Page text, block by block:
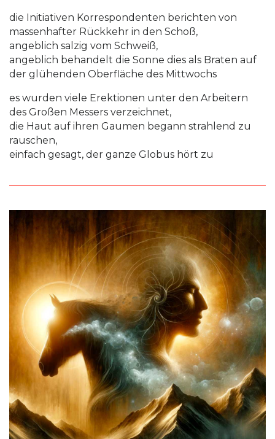
die Initiativen Korrespondenten berichten von
massenhafter Rückkehr in den Schoß,
angeblich salzig vom Schweiß,
angeblich behandelt die Sonne dies als Braten auf
der glühenden Oberfläche des Mittwochs
es wurden viele Erektionen unter den Arbeitern
des Großen Messers verzeichnet,
die Haut auf ihren Gaumen begann strahlend zu
rauschen,
einfach gesagt, der ganze Globus hört zu